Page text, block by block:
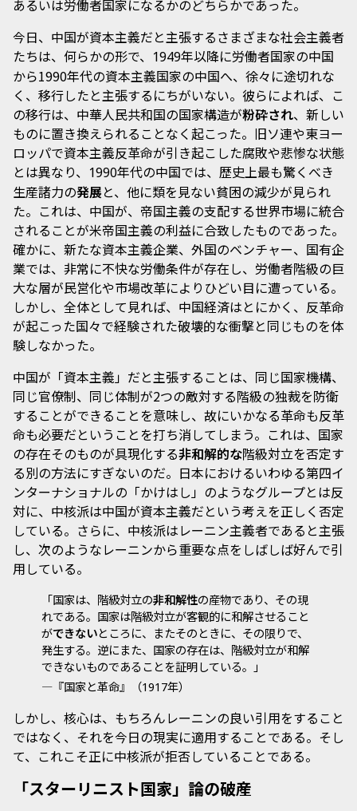
あるいは労働者国家になるかのどちらかであった。
今日、中国が資本主義だと主張するさまざまな社会主義者
たちは、何らかの形で、 1949年以降に労働者国家の中国
から1990年代の資本主義国家の中国へ、徐々に途切れな
く、移行したと主張するにちがいない。彼らによれば、こ
の移行は、中華人民共和国の国家構造が粉砕され、新しい
ものに置き換えられることなく起こった。旧ソ連や東ヨー
ロッパで資本主義反革命が引き起こした腐敗や悲惨な状態
とは異なり、 1990年代の中国では、歴史上最も驚くべき
生産諸力の発展と、他に類を見ない貧困の減少が見られ
た。これは、中国が、帝国主義の支配する世界市場に統合
されることが米帝国主義の利益に合致したものであった。
確かに、新たな資本主義企業、外国のベンチャー、国有企
業では、非常に不快な労働条件が存在し、労働者階級の巨
大な層が民営化や市場改革によりひどい目に遭っている。
しかし、全体として見れば、中国経済はとにかく、反革命
が起こった国々で経験された破壊的な衝撃と同じものを体
験しなかった。
中国が「資本主義」だと主張することは、同じ国家機構、
同じ官僚制、同じ体制が2つの敵対する階級の独裁を防衛
することができることを意味し、故にいかなる革命も反革
命も必要だということを打ち消してしまう。これは、国家
の存在そのものが具現化する非和解的な階級対立を否定す
る別の方法にすぎないのだ。日本におけるいわゆる第四イ
ンターナショナルの「かけはし」のようなグループとは反
対に、中核派は中国が資本主義だという考えを正しく否定
している。さらに、中核派はレーニン主義者であると主張
し、次のようなレーニンから重要な点をしばしば好んで引
用している。
「国家は、階級対立の非和解性の産物であり、その現
れである。国家は階級対立が客観的に和解させること
ができないところに、またそのときに、その限りで、
発生する。逆にまた、国家の存在は、階級対立が和解
できないものであることを証明している。」
—『国家と革命』（1917年）
しかし、核心は、もちろんレーニンの良い引用をすること
ではなく、それを今日の現実に適用することである。そし
て、これこそ正に中核派が拒否していることである。
「スターリニスト国家」論の破産